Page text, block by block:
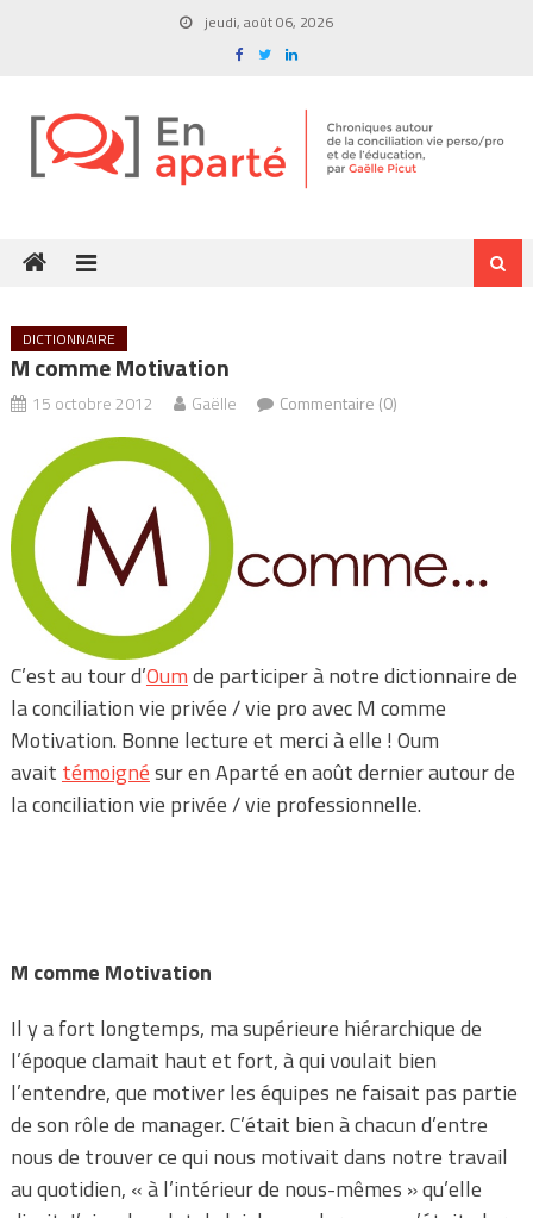
jeudi, août 06, 2026
DICTIONNAIRE
M comme Motivation
15 octobre 2012 Gaëlle Commentaire (0)
C’est au tour d’Oumde participer à notre dictionnaire de
la conciliation vie privée / vie pro avec M comme
Motivation. Bonne lecture et merci à elle ! Oum
avait témoignésur en Aparté en août dernier autour de
la conciliation vie privée / vie professionnelle.
M comme Motivation
Il y a fort longtemps, ma supérieure hiérarchique de
l’époque clamait haut et fort, à qui voulait bien
l’entendre, que motiver les équipes ne faisait pas partie
de son rôle de manager. C’était bien à chacun d’entre
nous de trouver ce qui nous motivait dans notre travail
au quotidien, « à l’intérieur de nous-mêmes » qu’elle